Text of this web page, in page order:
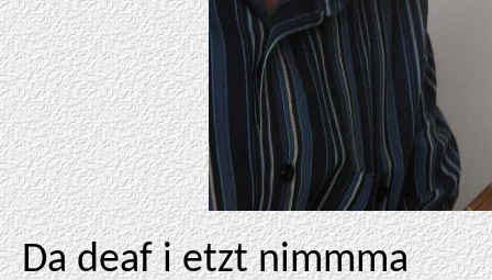
Da deaf i etzt nimmma